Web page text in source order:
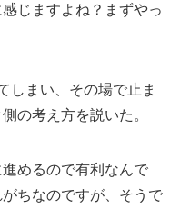
じますよね？まずやっ
しまい、その場で止ま
の考え方を説いた。
進めるので有利なんで
ちなのですが、そうで